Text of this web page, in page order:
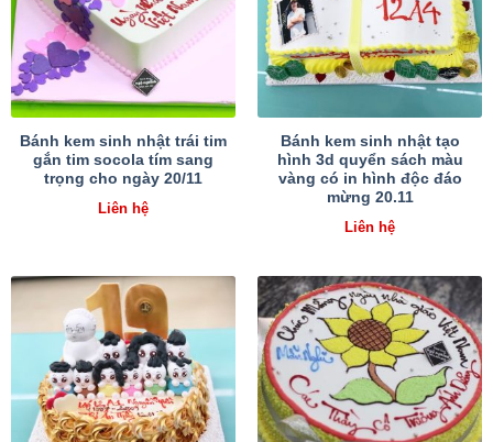
Bánh kem sinh nhật trái tim
gắn tim socola tím sang
trọng cho ngày 20/11
Liên hệ
Bánh kem sinh nhật tạo
hình 3d quyển sách màu
vàng có in hình độc đáo
mừng 20.11
Liên hệ